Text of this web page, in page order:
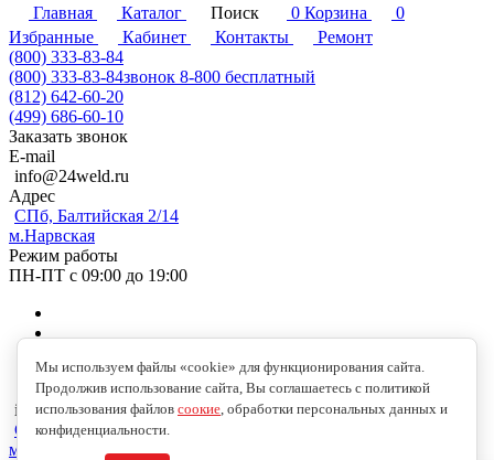
Главная
Каталог Поиск 0 Корзина
0
Избранные
Кабинет Контакты
Ремонт
(800) 333-83-84
(800) 333-83-84звонок 8-800 бесплатный
(812) 642-60-20
(499) 686-60-10
Заказать звонок
E-mail
info@24weld.ru
Адрес
СПб, Балтийская 2/14
м.Нарвская
Режим работы
ПН-ПТ с 09:00 до 19:00
info@24weld.ru
СПб, Балтийская 2/14
м.Нарвская
Мы используем файлы «cookie» для функционирования сайта.
Продолжив использование сайта, Вы соглашаетесь с политикой
использования файлов соокие, обработки персональных данных и
конфиденциальности.